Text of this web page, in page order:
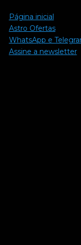
Página inicial
Astro Ofertas
WhatsApp e
Assine a newsletter